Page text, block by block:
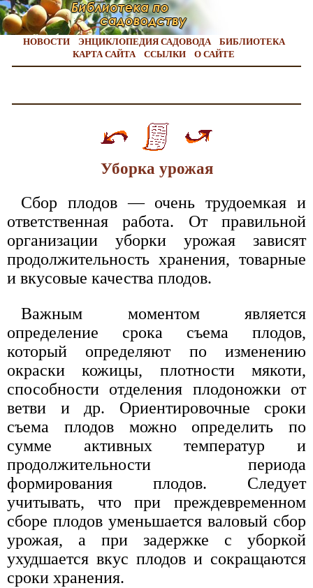
НОВОСТИ ЭНЦИКЛОПЕДИЯ САДОВОДА
БИБЛИОТЕКА
КАРТА САЙТА
ССЫЛКИ О САЙТЕ
Уборка урожая
Сбор плодов — очень трудоемкая и
ответственная работа. От правильной
организации уборки урожая зависят
продолжительность хранения, товарные
и вкусовые качества плодов.
Важным моментом является
определение срока съема плодов,
который определяют по изменению
окраски кожицы, плотности мякоти,
способности отделения плодоножки от
ветви и др. Ориентировочные сроки
съема плодов можно определить по
сумме активных температур и
продолжительности периода
формирования плодов. Следует
учитывать, что при преждевременном
сборе плодов уменьшается валовый сбор
урожая, а при задержке с уборкой
ухудшается вкус плодов и сокращаются
сроки хранения.